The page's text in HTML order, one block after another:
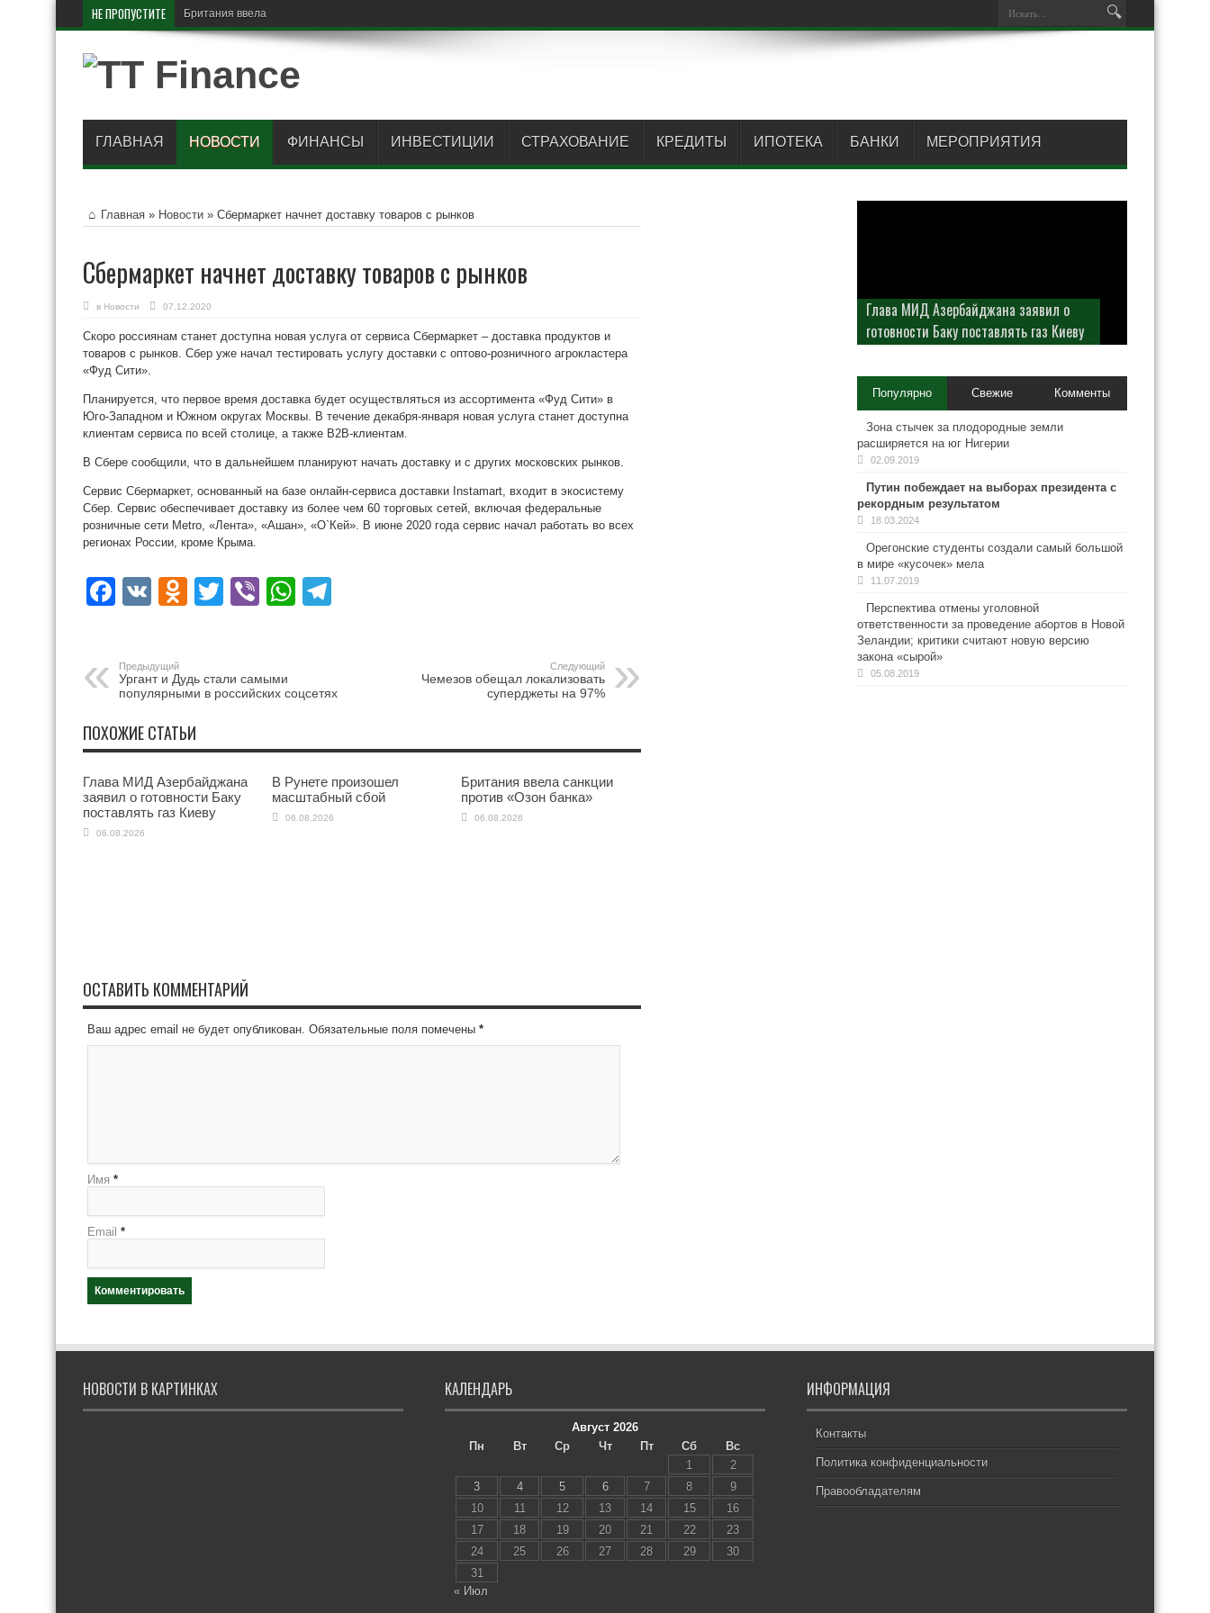
НЕ ПРОПУСТИТЕ Британия ввела санкции проти
ГЛАВНАЯ НОВОСТИ ФИНАНСЫ ИНВЕСТИЦИИ СТРАХОВАНИЕ КРЕДИТЫ ИПОТЕКА БАНКИ МЕРОПРИЯТИЯ
Главная » Новости » Сбермаркет начнет доставку товаров с рынков
Сбермаркет начнет доставку товаров с рынков
в Новости 07.12.2020
Скоро россиянам станет доступна новая услуга от сервиса Сбермаркет – доставка продуктов и
товаров с рынков. Сбер уже начал тестировать услугу доставки с оптово-розничного агрокластера
«Фуд Сити».
Планируется, что первое время доставка будет осуществляться из ассортимента «Фуд Сити» в
Юго-Западном и Южном округах Москвы. В течение декабря-января новая услуга станет доступна
клиентам сервиса по всей столице, а также B2B-клиентам.
В Сбере сообщили, что в дальнейшем планируют начать доставку и с других московских рынков.
Сервис Сбермаркет, основанный на базе онлайн-сервиса доставки Instamart, входит в экосистему
Сбер. Сервис обеспечивает доставку из более чем 60 торговых сетей, включая федеральные
розничные сети Metro, «Лента», «Ашан», «O`Кей». В июне 2020 года сервис начал работать во всех
регионах России, кроме Крыма.
Facebook
VK Odnoklassniki
Twitter
ViberWhatsApp
Предыдущий
Ургант и Дудь стали самыми
популярными в российских соцсетях
Следующий
Чемезов обещал локализовать
суперджеты на 97%
ПОХОЖИЕ СТАТЬИ
Глава МИД Азербайджана
заявил о готовности Баку
поставлять газ Киеву
06.08.2026
В Рунете произошел
масштабный сбой
06.08.2026
Британия ввела санкции
против «Озон банка»
06.08.2026
ОСТАВИТЬ КОММЕНТАРИЙ
Ваш адрес email не будет опубликован. Обязательные поля помечены *
Имя *
Email *
Глава МИД Азербайджана заявил о
готовности Баку поставлять газ Киеву
Популярно Свежие Комменты
Зона стычек за плодородные земли
расширяется на юг Нигерии
02.09.2019
Путин побеждает на выборах президента с
рекордным результатом
18.03.2024
Орегонские студенты создали самый большой
в мире «кусочек» мела
11.07.2019
Перспектива отмены уголовной
ответственности за проведение абортов в Новой
Зеландии; критики считают новую версию
закона «сырой»
05.08.2019
НОВОСТИ В КАРТИНКАХ КАЛЕНДАРЬ
Август 2026
Пн
Вт Ср Чт Пт Сб
Вс
1
2
3
4 5 6 7 8
9
10
11 12 13 14 15
16
17
18 19 20 21 22
23
24
25 26 27 28 29
30
31
« Июл
ИНФОРМАЦИЯ
Контакты
Политика конфиденциальности
Правообладателям